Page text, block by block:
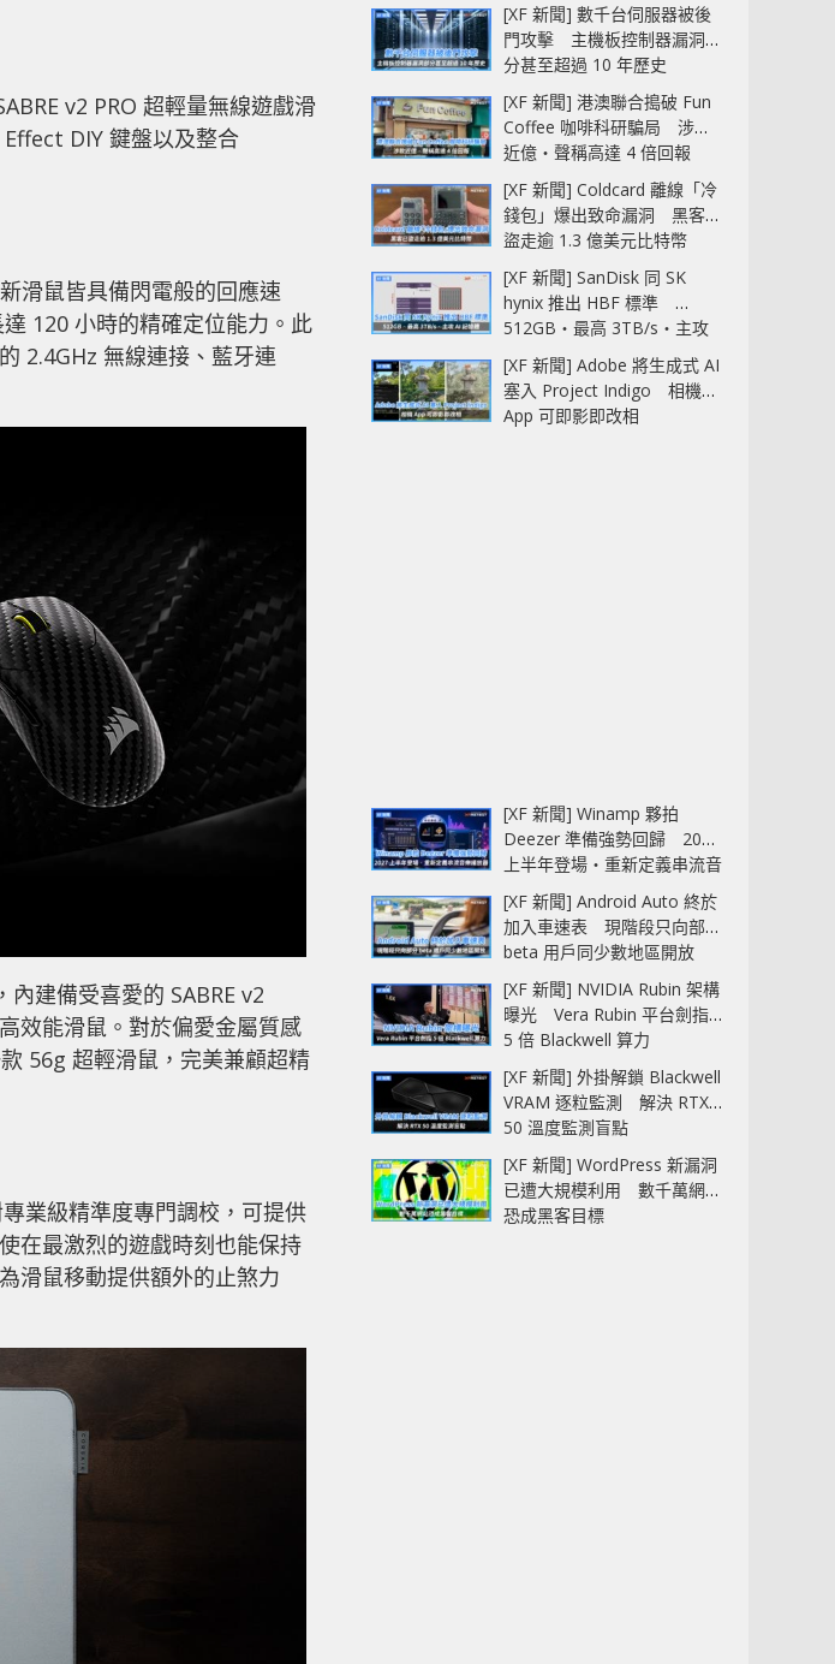
v2 PRO 超輕量無線遊戲滑
DIY 鍵盤以及整合
新滑鼠皆具備閃電般的回應速
120 小時的精確定位能力。此
2.4GHz 無線連接、藍牙連
內建備受喜愛的 SABRE v2
效能滑鼠。對於偏愛金屬質感
56g 超輕滑鼠，完美兼顧超精
業級精準度專門調校，可提供
在最激烈的遊戲時刻也能保持
滑鼠移動提供額外的止煞力
[XF 新聞] 數千台伺服器被後
門攻擊 主機板控制器漏洞部
分甚至超過 10 年歷史
[XF 新聞] 港澳聯合搗破 Fun
Coffee 咖啡科研騙局 涉款
近億‧聲稱高達 4 倍回報
[XF 新聞] Coldcard 離線「冷
錢包」爆出致命漏洞 黑客已
盜走逾 1.3 億美元比特幣
[XF 新聞] SanDisk 同 SK
hynix 推出 HBF 標準
512GB‧最高 3TB/s‧主攻
AI 記憶體
[XF 新聞] Adobe 將生成式 AI
塞入 Project Indigo 相機
App 可即影即改相
[XF 新聞] Winamp 夥拍
Deezer 準備強勢回歸 2027
上半年登場‧重新定義串流音
樂播放器
[XF 新聞] Android Auto 終於
加入車速表 現階段只向部分
beta 用戶同少數地區開放
[XF 新聞] NVIDIA Rubin 架構
曝光 Vera Rubin 平台劍指
5 倍 Blackwell 算力
[XF 新聞] 外掛解鎖 Blackwell
VRAM 逐粒監測 解決 RTX
50 溫度監測盲點
[XF 新聞] WordPress 新漏洞
已遭大規模利用 數千萬網站
恐成黑客目標